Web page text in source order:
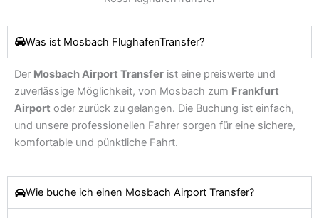
Was ist Mosbach FlughafenTransfer?
Der Mosbach Airport Transfer ist eine preiswerte und
zuverlässige Möglichkeit, von Mosbach zum Frankfurt
Airport oder zurück zu gelangen. Die Buchung ist einfach,
und unsere professionellen Fahrer sorgen für eine sichere,
komfortable und pünktliche Fahrt.
Wie buche ich einen Mosbach Airport Transfer?